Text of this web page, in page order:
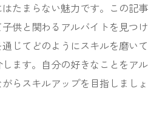
たまらない魅力です。この記事
供と関わるアルバイトを見つけ
じてどのようにスキルを磨いて
ます。自分の好きなことをアル
らスキルアップを目指しましょ